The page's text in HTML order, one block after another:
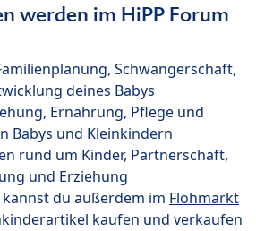
werden im HiPP Forum
Schwangerschaft,
deines Babys
Ernährung, Pflege und
Babys und Kleinkindern
rund um Kinder, Partnerschaft,
und Erziehung
du außerdem im Flohmarkt
kaufen und verkaufen